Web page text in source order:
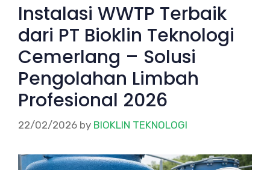
Instalasi WWTP Terbaik
dari PT Bioklin Teknologi
Cemerlang – Solusi
Pengolahan Limbah
Profesional 2026
22/02/2026 by BIOKLIN TEKNOLOGI